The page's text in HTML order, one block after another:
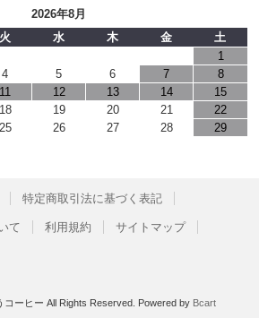
2026年8月
火 水 木 金
土
1
4 5 6 7
8
11 12 13 14
15
18 19 20 21
22
25 26 27 28
29
特定商取引法に基づく表記
て 利用規約 サイトマップ
ーヒー All Rights Reserved. Powered by Bcart